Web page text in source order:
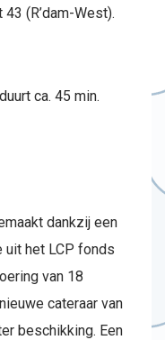
(R’dam-West).
ca. 45 min.
dankzij een
het LCP fonds
van 18
cateraar van
beschikking. Een